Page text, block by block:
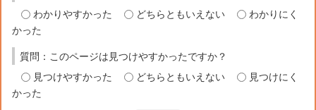
わかりやすかった
どちらともいえない
わかりにく
かった
質問：このページは見つけやすかったですか？
見つけやすかった
どちらともいえない
見つけにく
かった